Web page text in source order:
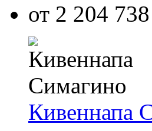
от 2 204 738
Кивеннапа